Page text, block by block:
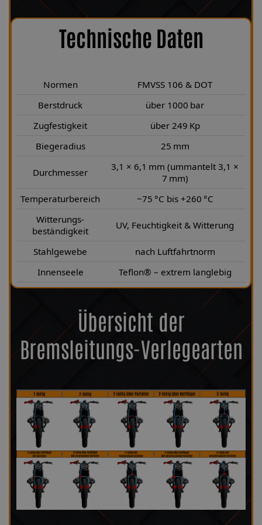
Technische Daten
Normen
FMVSS 106 & DOT
Berstdruck
über 1000 bar
Zugfestigkeit
über 249 Kp
Biegeradius
25 mm
Durchmesser
3,1 × 6,1 mm (ummantelt 3,1 ×
7 mm)
Temperaturbereich
−75 °C bis +260 °C
Witterungs-
beständigkeit
UV, Feuchtigkeit & Witterung
Stahlgewebe
nach Luftfahrtnorm
Innenseele
Teflon® – extrem langlebig
Übersicht der
Bremsleitungs-Verlegearten